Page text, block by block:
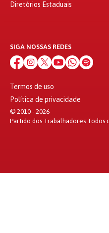
Diretórios Estaduais
SIGA NOSSAS REDES
Termos de uso
Política de privacidade
© 2010 - 2026
Partido dos Trabalhadores Todos